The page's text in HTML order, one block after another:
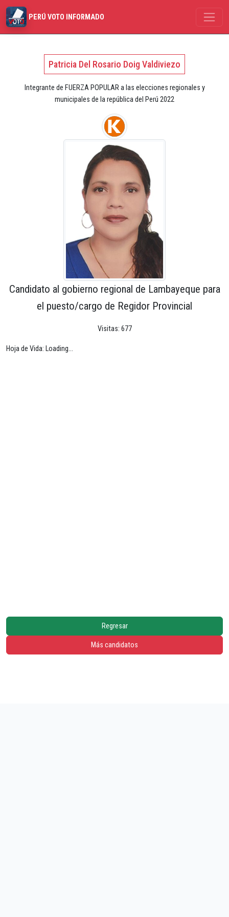
PERÚ VOTO INFORMADO
Patricia Del Rosario Doig Valdiviezo
Integrante de FUERZA POPULAR a las elecciones regionales y
municipales de la república del Perú 2022
Candidato al gobierno regional de Lambayeque para
el puesto/cargo de Regidor Provincial
Visitas: 677
Hoja de Vida: Loading...
Regresar
Más candidatos